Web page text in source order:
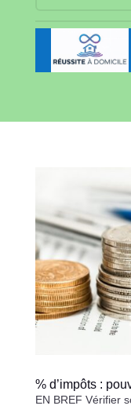
% d’impôts :
EN BREF Vérifier